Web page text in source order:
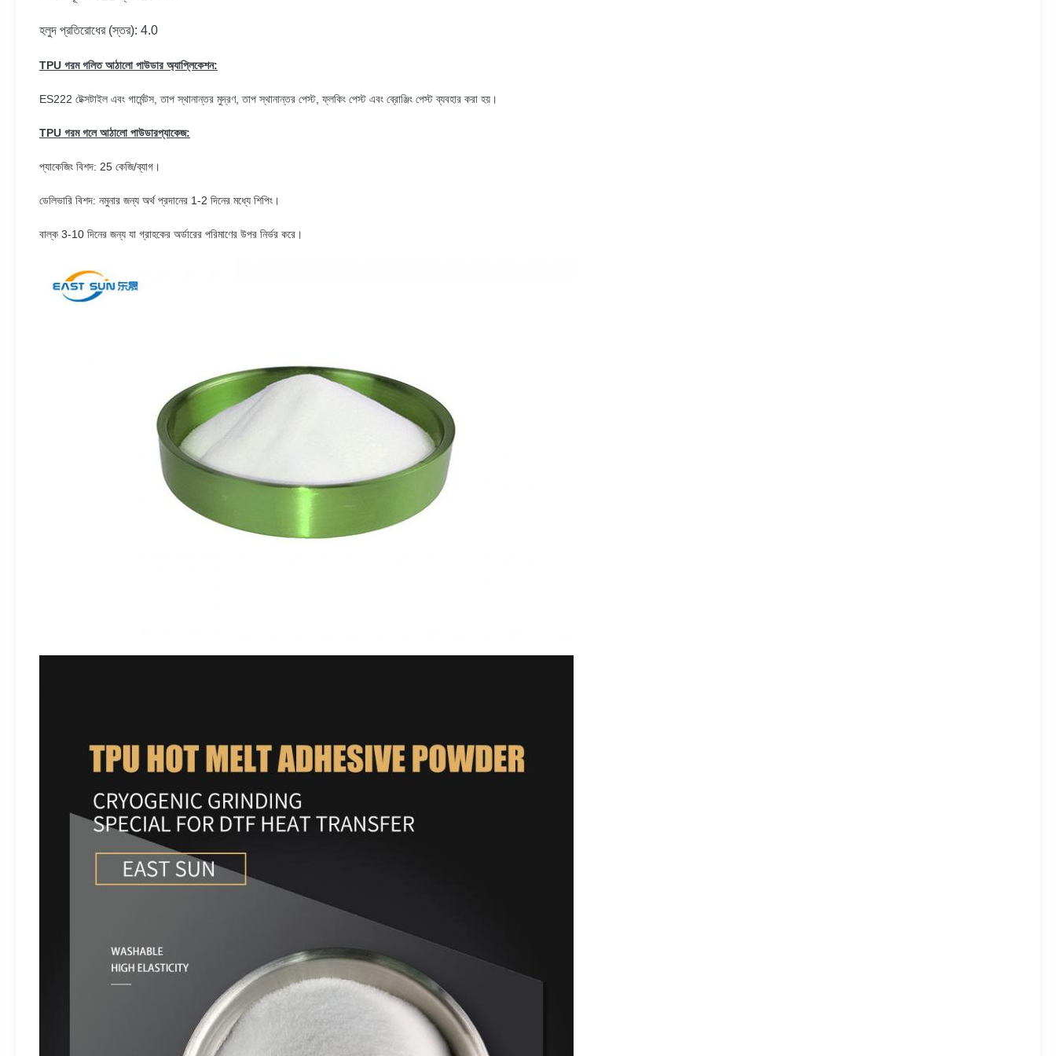
হলুদ প্রতিরোধের (স্তর): 4.0
TPU গরম গলিত আঠালো পাউডার অ্যাপ্লিকেশন:
ES222 টেক্সটাইল এবং গার্মেন্টস, তাপ স্থানান্তর মুদ্রণ, তাপ স্থানান্তর পেস্ট, ফ্লকিং পেস্ট এবং ব্রোঞ্জিং পেস্ট ব্যবহার করা হয়।
TPU গরম গলে আঠালো পাউডারপ্যাকেজ:
প্যাকেজিং বিশদ: 25 কেজি/ব্যাগ।
ডেলিভারি বিশদ: নমুনার জন্য অর্থ প্রদানের 1-2 দিনের মধ্যে শিপিং।
বাল্ক 3-10 দিনের জন্য যা গ্রাহকের অর্ডারের পরিমাণের উপর নির্ভর করে।